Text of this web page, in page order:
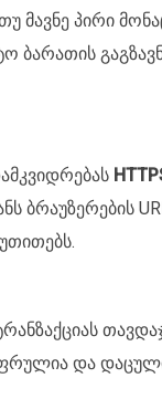
მავნე პირი
ბარათის
ბრაუზერების
და